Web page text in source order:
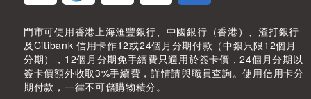
門市可使用香港上海滙豐銀行、中國銀行（香港）、渣打銀行
及Citibank 信用卡作12或24個月分期付款（中銀只限12個月
分期），12個月分期免手續費只適用於簽卡價，24個月分期以
簽卡價額外收取3%手續費，詳情請與職員查詢。使用信用卡分
期付款，一律不可儲購物積分。